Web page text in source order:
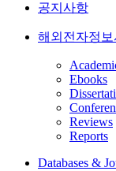
공지사항
해외전자정
Ebooks
Reviews
Reports
Databases &